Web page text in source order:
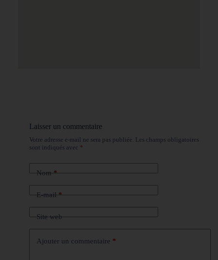
Laisser un commentaire
Votre adresse e-mail ne sera pas publiée. Les champs obligatoires
sont indiqués avec *
Nom*
E-mail*
Site web
Ajouter un commentaire *